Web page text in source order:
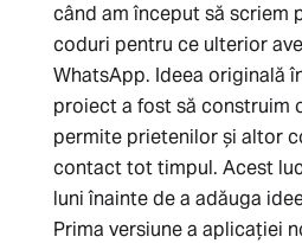
când am început să scriem
coduri pentru ce ulterior
WhatsApp. Ideea originală
proiect a fost să construim
permite prietenilor și altor
contact tot timpul. Acest
luni înainte de a adăuga
Prima versiune a aplicației